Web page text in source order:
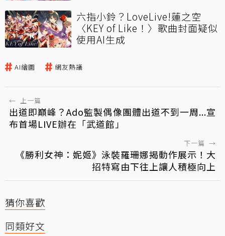
六指小鈴？LoveLive!蓮之空
〈KEY of Like！〉歌曲封面疑似
使用AI生成
AI繪圖 網友熱議
← 上一篇
出道即巔峰？Ado監製偶像團體出道不到一周...宣
布首場LIVE辦在「武道館」
下一篇 →
《勝利女神：妮姬》泳裝羅珊娜揭動作展示！大
招特寫由下往上讓人積極向上
猜你喜歡
同類好文